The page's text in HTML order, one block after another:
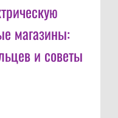
магазины:
и советы